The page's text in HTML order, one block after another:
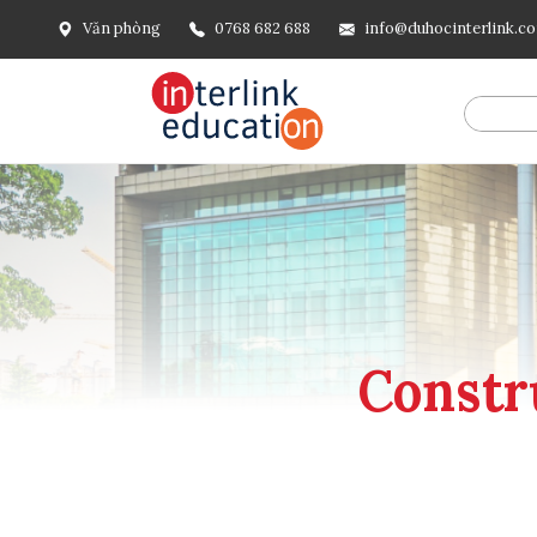
Văn phòng 0768 682 688
@include('frontend.layouts.schema-org', [ 'type' =>
url('/'), ], [ '@type' => 'ListItem', 'position' => 2, 'name' =>
=> url()->current(), ], ], ], ])